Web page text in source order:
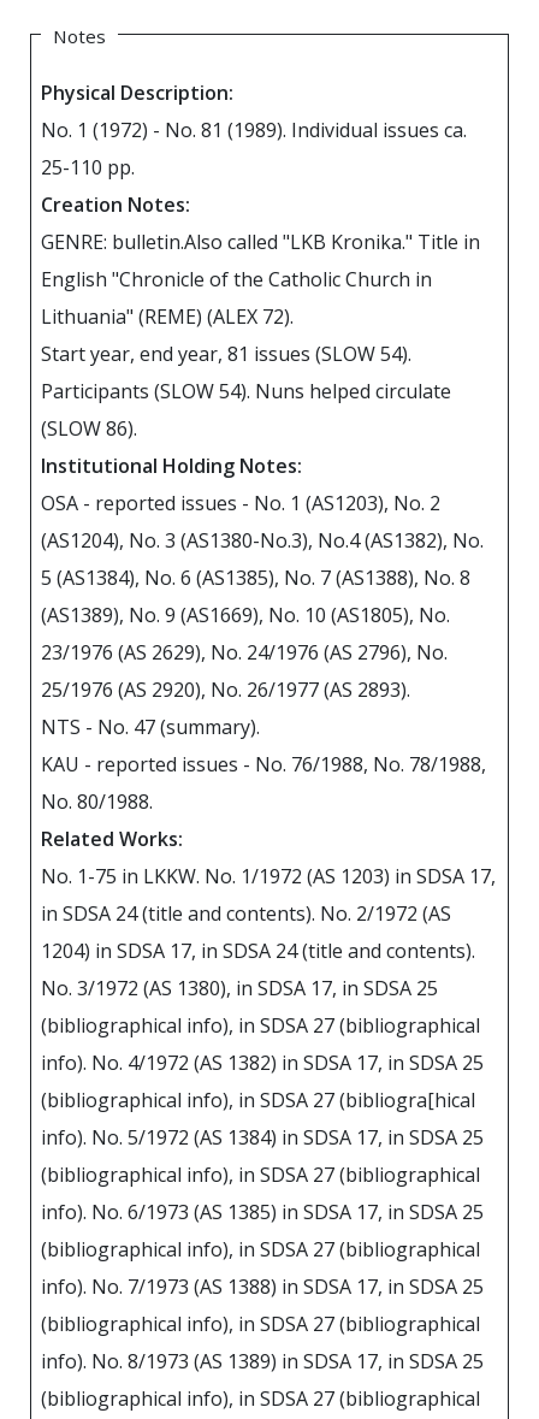
Notes
Physical Description:
No. 1 (1972) - No. 81 (1989). Individual issues ca.
25-110 pp.
Creation Notes:
GENRE: bulletin.Also called "LKB Kronika." Title in
English "Chronicle of the Catholic Church in
Lithuania" (REME) (ALEX 72).
Start year, end year, 81 issues (SLOW 54).
Participants (SLOW 54). Nuns helped circulate
(SLOW 86).
Institutional Holding Notes:
OSA - reported issues - No. 1 (AS1203), No. 2
(AS1204), No. 3 (AS1380-No.3), No.4 (AS1382), No.
5 (AS1384), No. 6 (AS1385), No. 7 (AS1388), No. 8
(AS1389), No. 9 (AS1669), No. 10 (AS1805), No.
23/1976 (АS 2629), No. 24/1976 (АS 2796), No.
25/1976 (АS 2920), No. 26/1977 (АS 2893).
NTS - No. 47 (summary).
KAU - reported issues - No. 76/1988, No. 78/1988,
No. 80/1988.
Related Works:
No. 1-75 in LKKW. No. 1/1972 (АS 1203) in SDSA 17,
in SDSA 24 (title and contents). No. 2/1972 (АS
1204) in SDSA 17, in SDSA 24 (title and contents).
No. 3/1972 (АS 1380), in SDSA 17, in SDSA 25
(bibliographical info), in SDSA 27 (bibliographical
info). No. 4/1972 (АS 1382) in SDSA 17, in SDSA 25
(bibliographical info), in SDSA 27 (bibliogra[hical
info). No. 5/1972 (АS 1384) in SDSA 17, in SDSA 25
(bibliographical info), in SDSA 27 (bibliographical
info). No. 6/1973 (AS 1385) in SDSA 17, in SDSA 25
(bibliographical info), in SDSA 27 (bibliographical
info). No. 7/1973 (АS 1388) in SDSA 17, in SDSA 25
(bibliographical info), in SDSA 27 (bibliographical
info). No. 8/1973 (АS 1389) in SDSA 17, in SDSA 25
(bibliographical info), in SDSA 27 (bibliographical